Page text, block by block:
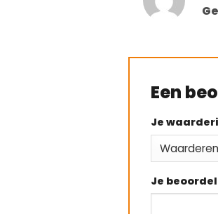
5
Een
Je
Je